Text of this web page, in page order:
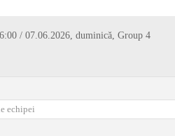
/ 07.06.2026, duminică, Group 4
echipei